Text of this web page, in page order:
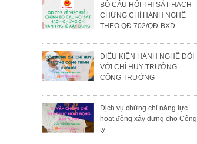
BỘ CÂU HỎI THI SÁT HẠCH
CHỨNG CHỈ HÀNH NGHỀ
THEO QĐ 702/QĐ-BXD
ĐIỀU KIỆN HÀNH NGHỀ ĐỐI
VỚI CHỈ HUY TRƯỞNG
CÔNG TRƯỜNG
Dịch vụ chứng chỉ năng lực
hoạt động xây dựng cho Công
ty